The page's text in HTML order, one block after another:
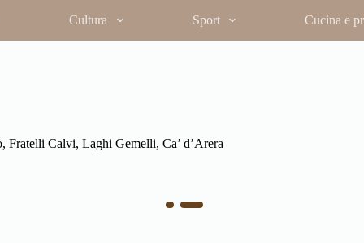
Cultura Sport Cucina e
I Rovelli di Cusio e gli artisti del legno